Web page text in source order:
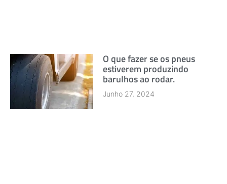
O que fazer se os pneus
estiverem produzindo
barulhos ao rodar.
Junho 27, 2024